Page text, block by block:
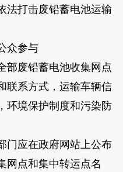
法打击废铅蓄电池运输
众参与
废铅蓄电池收集网点
联系方式，运输车辆信
环境保护制度和污染防
应在政府网站上公布
网点和集中转运点名